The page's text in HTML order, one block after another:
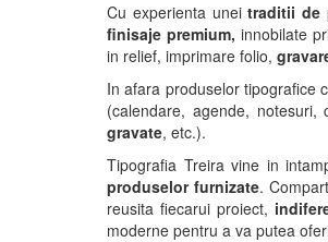
Cu experienta uneitraditii de
finisaje premium, innobilate
in relief, imprimare folio,
In afara produselor tipografice
(calendare, agende,
gravate, etc.).
Tipografia Treira vine in
produselor furnizate.
reusita fiecarui proiect,
moderne pentru a va putea